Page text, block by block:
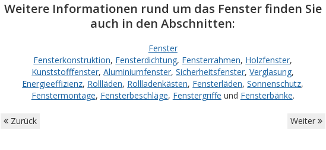
Weitere Informationen rund um das Fenster finden Sie
auch in den Abschnitten:
Fenster
Fensterkonstruktion, Fensterdichtung, Fensterrahmen, Holzfenster,
Kunststofffenster,Aluminiumfenster,Sicherheitsfenster,Verglasung,
Energieeffizienz, Rollläden, Rollladenkästen, Fensterläden,Sonnenschutz,
Fenstermontage, Fensterbeschläge, Fenstergriffe und Fensterbänke.
Zurück Weiter